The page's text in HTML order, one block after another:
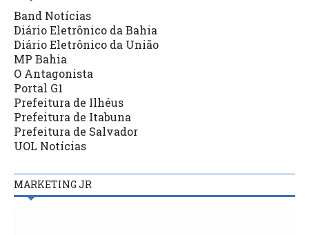
Band Notícias
Diário Eletrônico da Bahia
Diário Eletrônico da União
MP Bahia
O Antagonista
Portal G1
Prefeitura de Ilhéus
Prefeitura de Itabuna
Prefeitura de Salvador
UOL Notícias
MARKETING JR